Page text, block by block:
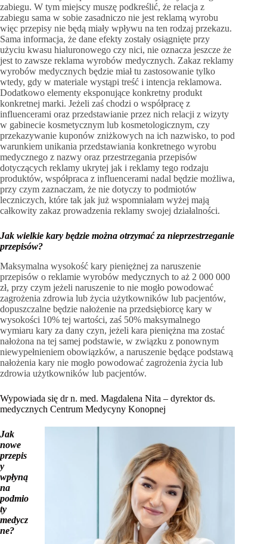
zabiegu. W tym miejscy muszę podkreślić, że relacja z
zabiegu sama w sobie zasadniczo nie jest reklamą wyrobu
więc przepisy nie będą miały wpływu na ten rodzaj przekazu.
Sama informacja, że dane efekty zostały osiągnięte przy
użyciu kwasu hialuronowego czy nici, nie oznacza jeszcze że
jest to zawsze reklama wyrobów medycznych. Zakaz reklamy
wyrobów medycznych będzie miał tu zastosowanie tylko
wtedy, gdy w materiale wystąpi treść i intencja reklamowa.
Dodatkowo elementy eksponujące konkretny produkt
konkretnej marki. Jeżeli zaś chodzi o współpracę z
influencerami oraz przedstawianie przez nich relacji z wizyty
w gabinecie kosmetycznym lub kosmetologicznym, czy
przekazywanie kuponów zniżkowych na ich nazwisko, to pod
warunkiem unikania przedstawiania konkretnego wyrobu
medycznego z nazwy oraz przestrzegania przepisów
dotyczących reklamy ukrytej jak i reklamy tego rodzaju
produktów, współpraca z influencerami nadal będzie możliwa,
przy czym zaznaczam, że nie dotyczy to podmiotów
leczniczych, które tak jak już wspomniałam wyżej mają
całkowity zakaz prowadzenia reklamy swojej działalności.
Jak wielkie kary będzie można otrzymać za nieprzestrzeganie
przepisów?
Maksymalna wysokość kary pieniężnej za naruszenie
przepisów o reklamie wyrobów medycznych to aż 2 000 000
zł, przy czym jeżeli naruszenie to nie mogło powodować
zagrożenia zdrowia lub życia użytkowników lub pacjentów,
dopuszczalne będzie nałożenie na przedsiębiorcę kary w
wysokości 10% tej wartości, zaś 50% maksymalnego
wymiaru kary za dany czyn, jeżeli kara pieniężna ma zostać
nałożona na tej samej podstawie, w związku z ponownym
niewypełnieniem obowiązków, a naruszenie będące podstawą
nałożenia kary nie mogło powodować zagrożenia życia lub
zdrowia użytkowników lub pacjentów.
Wypowiada się dr n. med. Magdalena Nita – dyrektor ds.
medycznych Centrum Medycyny Konopnej
Jak
nowe
przepis
y
wpłyną
na
podmio
ty
medycz
ne?